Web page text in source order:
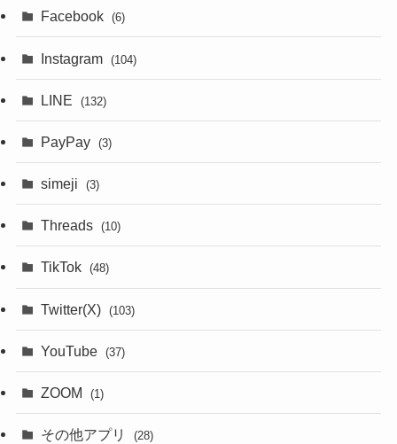
Facebook (6)
Instagram (104)
LINE (132)
PayPay (3)
simeji (3)
Threads (10)
TikTok (48)
Twitter(X) (103)
YouTube (37)
ZOOM (1)
その他アプリ (28)